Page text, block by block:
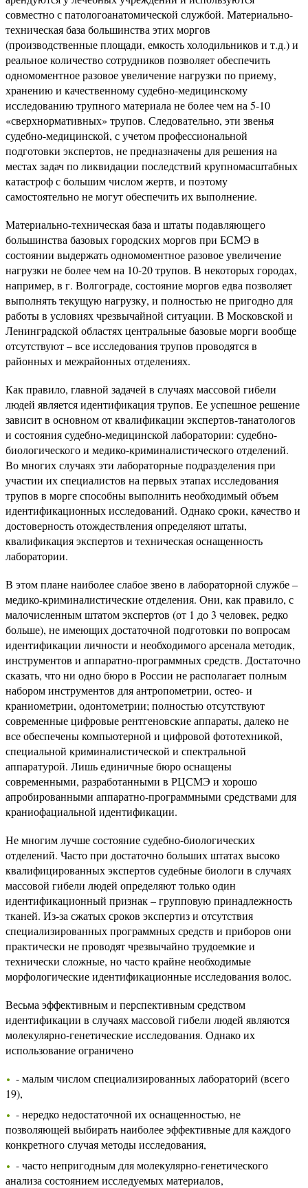
совместно с патологоанатомической службой. Материально-
техническая база большинства этих моргов
(производственные площади, емкость холодильников и т.д.) и
реальное количество сотрудников позволяет обеспечить
одномоментное разовое увеличение нагрузки по приему,
хранению и качественному судебно-медицинскому
исследованию трупного материала не более чем на 5-10
«сверхнормативных» трупов. Следовательно, эти звенья
судебно-медицинской, с учетом профессиональной
подготовки экспертов, не предназначены для решения на
местах задач по ликвидации последствий крупномасштабных
катастроф с большим числом жертв, и поэтому
самостоятельно не могут обеспечить их выполнение.
Материально-техническая база и штаты подавляющего
большинства базовых городских моргов при БСМЭ в
состоянии выдержать одномоментное разовое увеличение
нагрузки не более чем на 10-20 трупов. В некоторых городах,
например, в г. Волгограде, состояние моргов едва позволяет
выполнять текущую нагрузку, и полностью не пригодно для
работы в условиях чрезвычайной ситуации. В Московской и
Ленинградской областях центральные базовые морги вообще
отсутствуют – все исследования трупов проводятся в
районных и межрайонных отделениях.
Как правило, главной задачей в случаях массовой гибели
людей является идентификация трупов. Ее успешное решение
зависит в основном от квалификации экспертов-танатологов
и состояния судебно-медицинской лаборатории: судебно-
биологического и медико-криминалистического отделений.
Во многих случаях эти лабораторные подразделения при
участии их специалистов на первых этапах исследования
трупов в морге способны выполнить необходимый объем
идентификационных исследований. Однако сроки, качество и
достоверность отождествления определяют штаты,
квалификация экспертов и техническая оснащенность
лаборатории.
В этом плане наиболее слабое звено в лабораторной службе –
медико-криминалистические отделения. Они, как правило, с
малочисленным штатом экспертов (от 1 до 3 человек, редко
больше), не имеющих достаточной подготовки по вопросам
идентификации личности и необходимого арсенала методик,
инструментов и аппаратно-программных средств. Достаточно
сказать, что ни одно бюро в России не располагает полным
набором инструментов для антропометрии, остео- и
краниометрии, одонтометрии; полностью отсутствуют
современные цифровые рентгеновские аппараты, далеко не
все обеспечены компьютерной и цифровой фототехникой,
специальной криминалистической и спектральной
аппаратурой. Лишь единичные бюро оснащены
современными, разработанными в РЦСМЭ и хорошо
апробированными аппаратно-программными средствами для
краниофациальной идентификации.
Не многим лучше состояние судебно-биологических
отделений. Часто при достаточно больших штатах высоко
квалифицированных экспертов судебные биологи в случаях
массовой гибели людей определяют только один
идентификационный признак – групповую принадлежность
тканей. Из-за сжатых сроков экспертиз и отсутствия
специализированных программных средств и приборов они
практически не проводят чрезвычайно трудоемкие и
технически сложные, но часто крайне необходимые
морфологические идентификационные исследования волос.
Весьма эффективным и перспективным средством
идентификации в случаях массовой гибели людей являются
молекулярно-генетические исследования. Однако их
использование ограничено
- малым числом специализированных лабораторий (всего
19),
- нередко недостаточной их оснащенностью, не
позволяющей выбирать наиболее эффективные для каждого
конкретного случая методы исследования,
- часто непригодным для молекулярно-генетического
анализа состоянием исследуемых материалов,